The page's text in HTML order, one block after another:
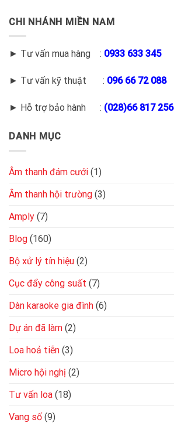
CHI NHÁNH MIỀN NAM
► Tư vấn mua hàng : 0933 633 345
► Tư vấn kỹ thuật : 096 66 72 088
► Hỗ trợ bảo hành : (028)66 817 256
DANH MỤC
Âm thanh đám cưới (1)
Âm thanh hội trường (3)
Amply (7)
Blog (160)
Bộ xử lý tín hiệu (2)
Cục đẩy công suất (7)
Dàn karaoke gia đình (6)
Dự án đã làm (2)
Loa hoả tiễn (3)
Micro hội nghị (2)
Tư vấn loa (18)
Vang số (9)